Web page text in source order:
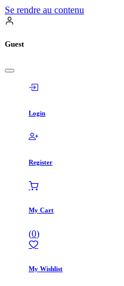
Se rendre au contenu
Guest
Login
Register
My Cart
(0)
My Wishlist